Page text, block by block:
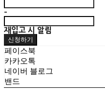
-
재입고 시 알림
신청하기
페이스북
카카오톡
네이버 블로그
밴드